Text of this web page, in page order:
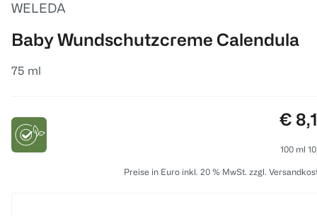
WELEDA
Baby Wundschutzcreme Calendula
75 ml
€
100 ml
Preise in Euro inkl. 20 % MwSt. zzgl.